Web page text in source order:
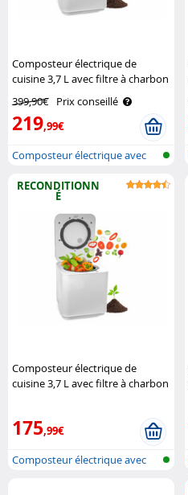
Composteur électrique de
cuisine 3,7 L avec filtre à charbon
actif K-05 Rosenstein & Söhne
399,90€ Prix conseillé
219,99€
Composteur électrique avec
RECONDITIONN
É
Composteur électrique de
cuisine 3,7 L avec filtre à charbon
175,99€
Composteur électrique avec